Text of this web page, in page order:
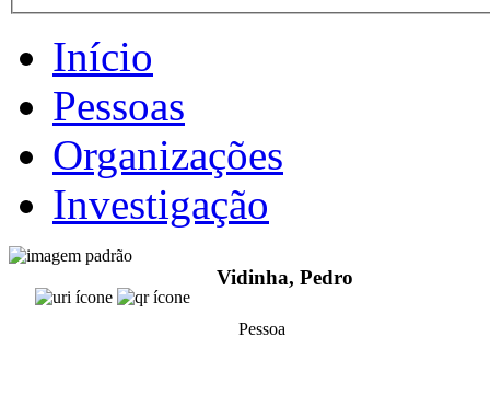
Início
Pessoas
Organizações
Investigação
Vidinha, Pedro
Pessoa